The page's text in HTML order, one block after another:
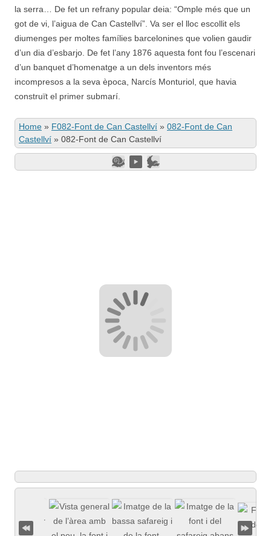
la serra… De fet un refrany popular deia: “Omple més que un
got de vi, l’aigua de Can Castellví”. Va ser el lloc escollit els
diumenges per moltes famílies barcelonines que volien gaudir
d’un dia d’esbarjo. De fet l’any 1876 aquesta font fou l’escenari
d’un banquet d’homenatge a un dels inventors més
incompresos a la seva època, Narcís Monturiol, que havia
construït el primer submarí.
Home » F082-Font de Can Castellví » 082-Font de Can
Castellví » 082-Font de Can Castellví